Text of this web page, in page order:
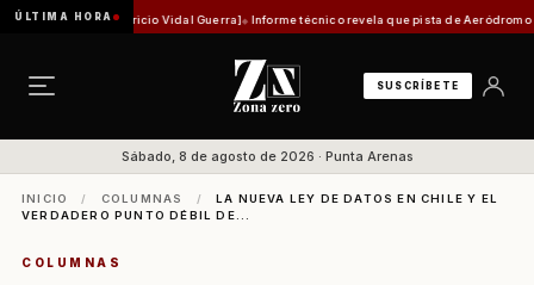
ÚLTIMA HORA
[Por Mauricio Vidal Guerra] Informe técnico revela que pista de Aeródromo de
SUSCRÍBETE
Sábado, 8 de agosto de 2026 · Punta Arenas
INICIO / COLUMNAS /
LA NUEVA LEY DE DATOS EN CHILE Y EL
VERDADERO PUNTO DÉBIL DE...
COLUMNAS